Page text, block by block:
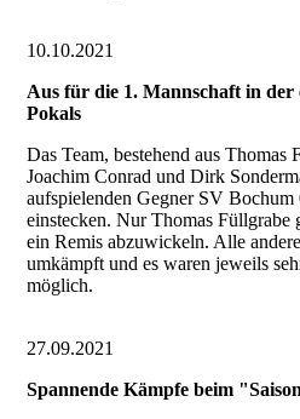
10.10.2021
Aus für die 1. Mannschaft in der
Pokals
Das Team, bestehend aus
Joachim Conrad und Dirk
aufspielenden Gegner SV
einstecken. Nur Thomas Füllgrabe
ein Remis abzuwickeln. Alle
umkämpft und es waren jeweils
möglich.
27.09.2021
Spannende Kämpfe beim